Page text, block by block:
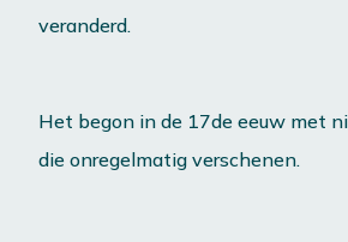
veranderd.
Het begon in de 17de eeuw met
die onregelmatig verschenen.